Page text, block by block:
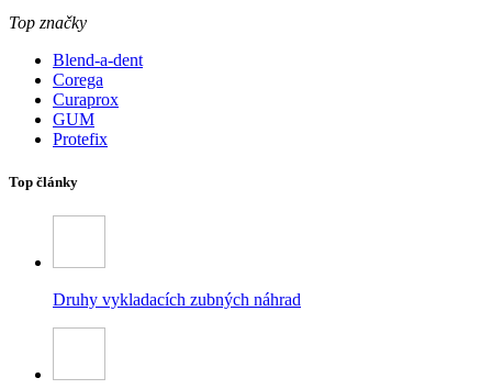
Top značky
Blend-a-dent
Corega
Curaprox
GUM
Protefix
Top články
Druhy vykladacích zubných náhrad